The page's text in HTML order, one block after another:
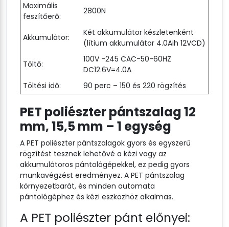
Maximális
feszítőerő:
2800N
Akkumulátor:
Két akkumulátor készletenként
(lítium akkumulátor 4.0Aih 12VCD)
Töltő:
100V -245 CAC-50-60HZ
DC12.6V=4.0A
Töltési idő:
90 perc – 150 és 220 rögzítés
PET poliészter pántszalag 12
mm, 15,5 mm – 1 egység
A PET poliészter pántszalagok gyors és egyszerű
rögzítést tesznek lehetővé a kézi vagy az
akkumulátoros pántológépekkel, ez pedig gyors
munkavégzést eredményez. A PET pántszalag
környezetbarát, és minden automata
pántológéphez és kézi eszközhöz alkalmas.
A PET poliészter pánt előnyei: